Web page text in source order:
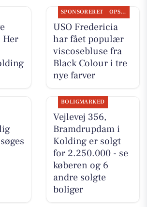
Her
SPONSORERET OPSLAGSTAVLEN
USO Fredericia
har fået populær
viscosebluse fra
Black Colour i tre
nye farver
BOLIGMARKED
Vejlevej 356,
Bramdrupdam i
Kolding er solgt
for 2.250.000 - se
køberen og 6
andre solgte
boliger